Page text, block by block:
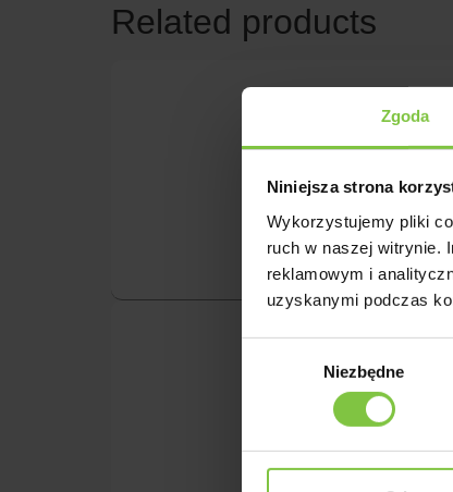
Zgoda
Niniejsza strona
Wykorzystujemy pliki
ruch w naszej witrynie.
reklamowym i
uzyskanymi podczas
Niezbędne
Related products
Reakcja